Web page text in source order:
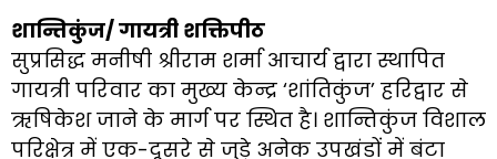
शान्तिकुंज/ गायत्री शक्तिपीठ
सुप्रसिद्ध मनीषी श्रीराम शर्मा आचार्य द्वारा स्थापित
गायत्री परिवार का मुख्य केन्द्र ‘शांतिकुंज’ हरिद्वार से
ऋषिकेश जाने के मार्ग पर स्थित है। शान्तिकुंज विशाल
परिक्षेत्र में एक-दूसरे से जुड़े अनेक उपखंडों में बंटा